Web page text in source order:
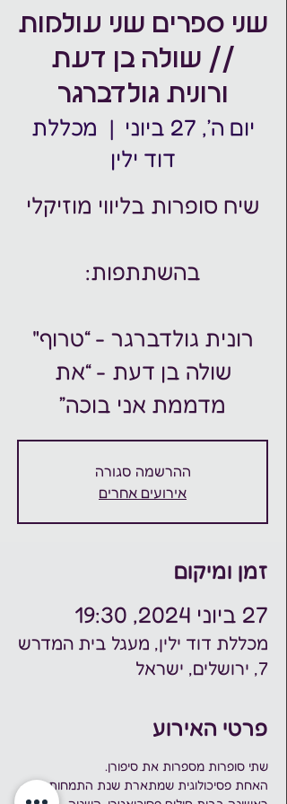
שני ספרים שני עולמות
// שולה בן דעת
ורונית גולדברגר
יום ה׳, 27 ביוני
  |
מכללת
דוד ילין
שולה בן דעת - “את
מדממת אני בוכה”
ההרשמה סגורה
אירועים אחרים
זמן ומיקום
27 ביוני 2024, 19:30
מכללת דוד ילין, מעגל בית המדרש
7, ירושלים, ישראל
פרטי האירוע
שתי סופרות מספרות את סיפורן.
האחת פסיכולוגית שמתארת שנת התמחות